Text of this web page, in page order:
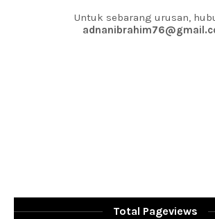
Untuk sebarang urusan,
Total Pageviews